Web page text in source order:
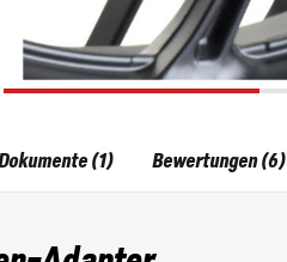
(1) Bewertungen (6)